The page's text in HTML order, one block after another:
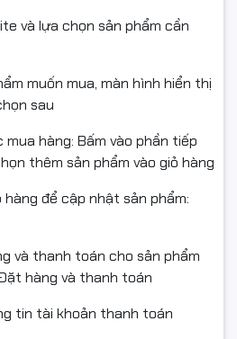
lên trong điều kiện sử dụng
ISO9001, ISO14001, CE,
chọn sản phẩm
vận chuyển trong nội thành
các dịch vụ uy tín như Viettel,
tiết kiệm.
tạo sự thuận tiện cho
và lựa chọn sản phẩm cần
muốn mua, màn hình hiển thị
sau
hàng: Bấm vào phần tiếp
thêm sản phẩm vào giỏ hàng
hàng để cập nhật sản phẩm:
và thanh toán cho sản phẩm
hàng và thanh toán
tin tài khoản thanh toán